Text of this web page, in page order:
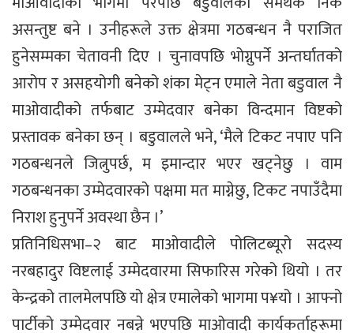
असन्तुष्ट बने । उनीहरूले उक्त क्षेत्रमा गठबन्धन नै पराजित
हुनेसम्मका चेतावनी दिए । चुनावपछि भोग्नुपर्ने अन्तर्घातको
आरोप र असहयोगी बनेको शंका मेट्न एमाले नेता बडुवाल नै
माओवादीको तर्फबाट उम्मेदवार बनेका विन्दमान विष्टको
प्रस्तावक बनेका छन् । बडुवालले भने, ‘मैले टिकट नपाए पनि
गठबन्धनले जित्नुपर्छ, म इमान्दार भएर खट्नेछु । वाम
गठबन्धनका उम्मेदवारको पक्षमा मत माग्नेछु, टिकट नपाउँदैमा
निराश हुनुपर्ने अवस्था छैन ।’
प्रतिनिधिसभा–२ बाट माओवादीले पोलिटब्यूरो सदस्य
नरबहादुर विष्टलाई उम्मेदवारमा सिफारिस गरेको थियो । तर
केन्द्रको तालमेलपछि यो क्षेत्र एमालेको भागमा प¥यो । आफ्नो
पार्टीको उम्मेदवार नबन्ने भएपछि माओवादी कार्यकर्ताहरूमा